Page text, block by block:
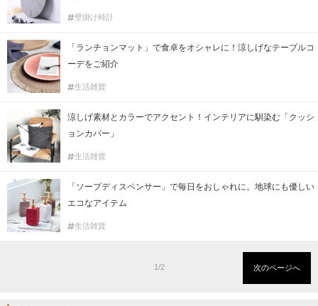
壁掛け時計
「ランチョンマット」で食卓をオシャレに！涼しげなテーブルコ
ーデをご紹介
生活雑貨
涼しげ素材とカラーでアクセント！インテリアに馴染む「クッシ
ョンカバー」
生活雑貨
「ソープディスペンサー」で毎日をおしゃれに。地球にも優しい
エコなアイテム
生活雑貨
1/2 次のページへ